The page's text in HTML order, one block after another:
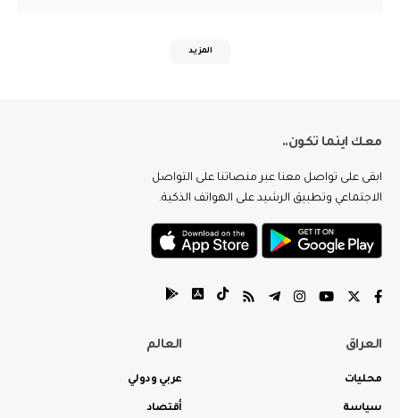
المزيد
معك اينما تكون..
ابقى على تواصل معنا عبر منصاتنا على التواصل
الاجتماعي وتطبيق الرشيد على الهواتف الذكية.
العراق
محليات
سياسة
العالم
عربي ودولي
أقتصاد